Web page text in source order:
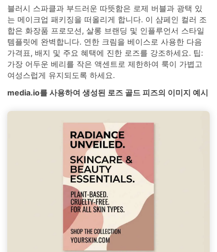
블러시 스파클과 부드러운 따뜻함은 로제 버블과 광택 있
는 메이크업 패키징을 떠올리게 합니다. 이 샴페인 컬러 조
합은 화장품 프로모션, 살롱 브랜딩 및 인플루언서 스타일
템플릿에 완벽합니다. 연한 크림을 베이스로 사용한 다음
가격표, 배지 및 주요 혜택에 진한 로즈를 강조하세요. 팁:
가장 어두운 베리를 작은 액센트로 제한하여 룩이 가볍고
여성스럽게 유지되도록 하세요.
media.io를 사용하여 생성된 로즈 골드 피즈의 이미지 예시